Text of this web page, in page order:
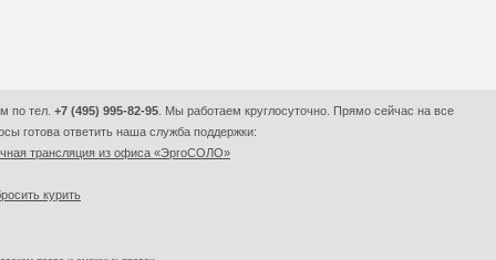
по тел. +7 (495) 995-82-95 . Мы работаем круглосуточно. Прямо сейчас на все
готова ответить наша служба поддержки:
трансляция из офиса «ЭргоСОЛО»
курить